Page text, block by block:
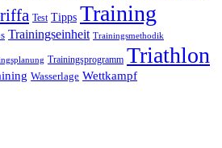
Test Tipps Training
Trainingseinheit Trainingsmethodik
Trainingsprogramm Triathlon
Wasserlage Wettkampf